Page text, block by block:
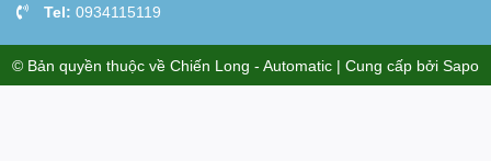
Tel: 0934115119
© Bản quyền thuộc về Chiến Long - Automatic | Cung cấp bởi Sapo